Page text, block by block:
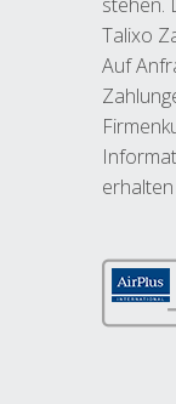
Talixo
Auf
erhalten